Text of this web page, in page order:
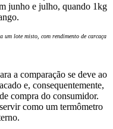
junho e julho, quando 1kg
um lote misto, com rendimento de carcaça
a comparação se deve ao
e, consequentemente,
compra do consumidor.
como um termômetro